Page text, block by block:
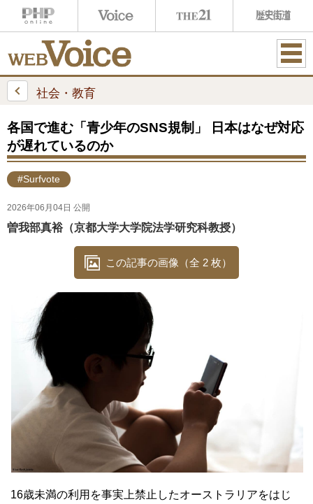
ME
社会・教育
各国で進む「青少年のSNS規制」 日本はなぜ対応
が遅れているのか
#Surfvote
2026年06月04日 公開
曽我部真裕（京都大学大学院法学研究科教授）
この記事の画像（全 2 枚）
16歳未満の利用を事実上禁止したオーストラリアをはじ